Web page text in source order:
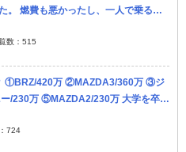
。 燃費も悪かったし、一人で乗るこ
、「モノは試しで一回MTの車でも乗
数： 515
①BRZ/420万 ②MAZDA3/360万 ③ジ
/230万 ⑤MAZDA2/230万 大学を卒業
...
724